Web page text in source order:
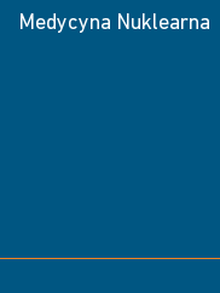
Medycyna Nuklearna